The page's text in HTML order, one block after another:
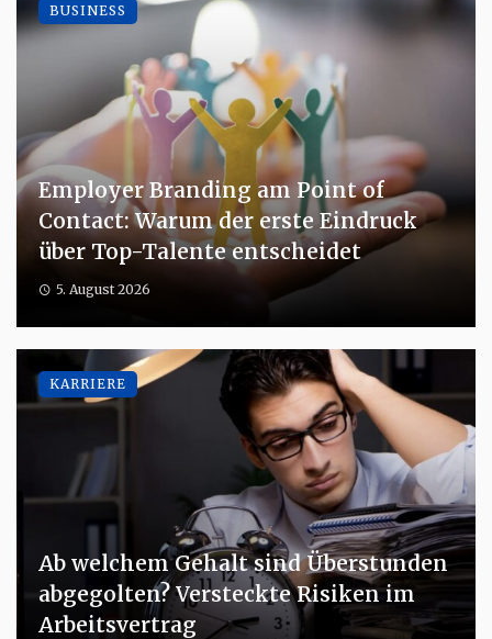
Employer Branding am Point of
Contact: Warum der erste Eindruck
über Top-Talente entscheidet
5. August 2026
BUSINESS
Ab welchem Gehalt sind Überstunden
abgegolten? Versteckte Risiken im
Arbeitsvertrag
KARRIERE